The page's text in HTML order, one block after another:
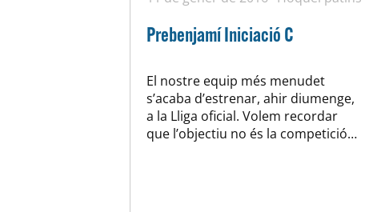
Prebenjamí Iniciació C
El nostre equip més menudet
s’acaba d’estrenar, ahir diumenge,
a la Lliga oficial. Volem recordar
que l’objectiu no és la competició